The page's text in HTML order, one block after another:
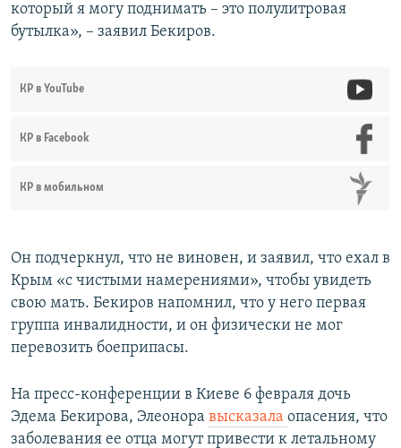
который я могу поднимать – это полулитровая
бутылка», – заявил Бекиров.
КР в YouTube
КР в Facebook
КР в мобильном
Он подчеркнул, что не виновен, и заявил, что ехал в
Крым «с чистыми намерениями», чтобы увидеть
свою мать. Бекиров напомнил, что у него первая
группа инвалидности, и он физически не мог
перевозить боеприпасы.
На пресс-конференции в Киеве 6 февраля дочь
Эдема Бекирова, Элеонора высказала опасения, что
заболевания ее отца могут привести к летальному